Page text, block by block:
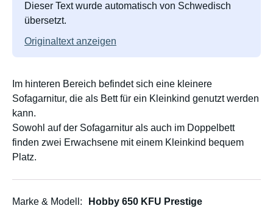
Dieser Text wurde automatisch von Schwedisch
übersetzt.
Originaltext anzeigen
Im hinteren Bereich befindet sich eine kleinere
Sofagarnitur, die als Bett für ein Kleinkind genutzt werden
kann.
Sowohl auf der Sofagarnitur als auch im Doppelbett
finden zwei Erwachsene mit einem Kleinkind bequem
Platz.
Marke & Modell
Hobby 650 KFU Prestige